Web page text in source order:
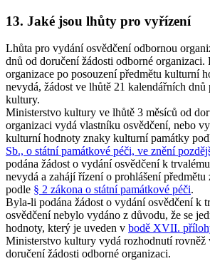
13. Jaké jsou lhůty pro vyřízení
Lhůta pro vydání osvědčení odbornou
dnů od doručení žádosti odborné organizaci.
organizace po posouzení předmětu kulturní
nevydá, žádost ve lhůtě 21 kalendářních
kultury.
Ministerstvo kultury ve lhůtě 3 měsíců od
organizaci vydá vlastníku osvědčení, nebo
kulturní hodnoty znaky kulturní památky
Sb., o státní památkové péči, ve znění
podána žádost o vydání osvědčení k
nevydá a zahájí řízení o prohlášení
podle § 2 zákona o státní památkové péči.
Byla-li podána žádost o vydání osvědčení k
osvědčení nebylo vydáno z důvodu, že se
hodnoty, který je uveden v bodě XVII.
Ministerstvo kultury vydá rozhodnutí rovněž
doručení žádosti odborné organizaci.